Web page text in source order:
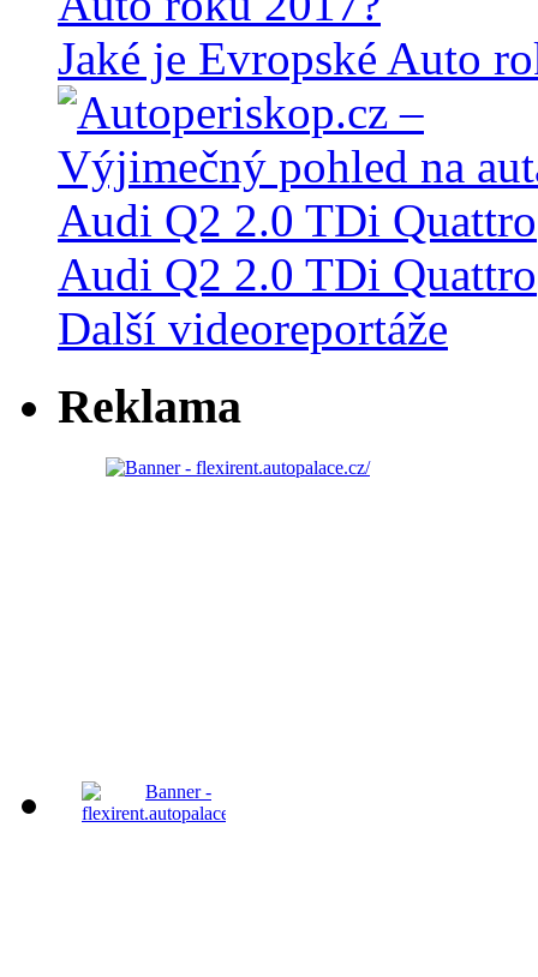
Jaké je Evropské Auto
Audi Q2 2.0 TDi Quattro
Další videoreportáže
Reklama